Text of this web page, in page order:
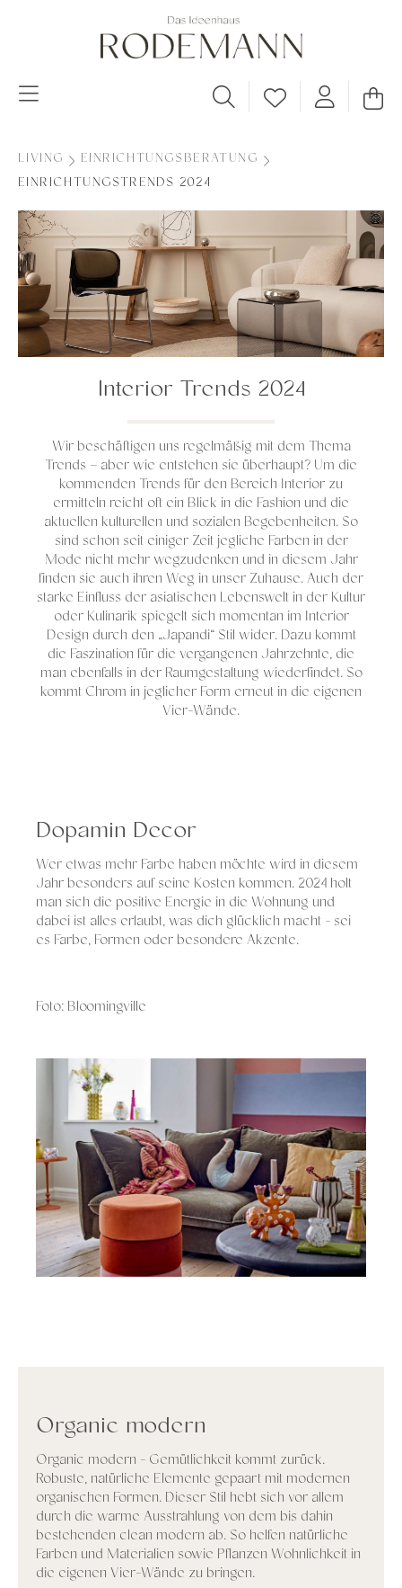
LIVING
EINRICHTUNGSBERATUNG
EINRICHTUNGSTRENDS 2024
Interior Trends 2024
Wir beschäftigen uns regelmäßig mit dem Thema
Trends – aber wie entstehen sie überhaupt? Um die
kommenden Trends für den Bereich Interior zu
ermitteln reicht oft ein Blick in die Fashion und die
aktuellen kulturellen und sozialen Begebenheiten. So
sind schon seit einiger Zeit jegliche Farben in der
Mode nicht mehr wegzudenken und in diesem Jahr
finden sie auch ihren Weg in unser Zuhause. Auch der
starke Einfluss der asiatischen Lebenswelt in der Kultur
oder Kulinarik spiegelt sich momentan im Interior
Design durch den „Japandi“ Stil wider. Dazu kommt
die Faszination für die vergangenen Jahrzehnte, die
man ebenfalls in der Raumgestaltung wiederfindet. So
kommt Chrom in jeglicher Form erneut in die eigenen
Vier-Wände.
Dopamin Decor
Wer etwas mehr Farbe haben möchte wird in diesem
Jahr besonders auf seine Kosten kommen. 2024 holt
man sich die positive Energie in die Wohnung und
dabei ist alles erlaubt, was dich glücklich macht - sei
es Farbe, Formen oder besondere Akzente.
Foto: Bloomingville
Organic modern
Organic modern - Gemütlichkeit kommt zurück.
Robuste, natürliche Elemente gepaart mit modernen
organischen Formen. Dieser Stil hebt sich vor allem
durch die warme Ausstrahlung von dem bis dahin
bestehenden clean modern ab. So helfen natürliche
Farben und Materialien sowie Pflanzen Wohnlichkeit in
die eigenen Vier-Wände zu bringen.